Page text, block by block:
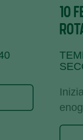
10